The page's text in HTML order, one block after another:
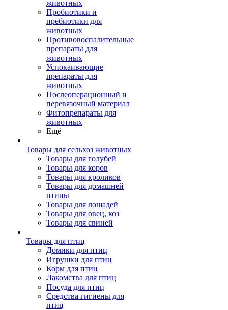
животных
Пробиотики и
пребиотики для
животных
Противовоспалительные
препараты для
животных
Успокаивающие
препараты для
животных
Послеоперационный и
перевязочный материал
Фитопрепараты для
животных
Ещё
Товары для сельхоз животных
Товары для голубей
Товары для коров
Товары для кроликов
Товары для домашней
птицы
Товары для лошадей
Товары для овец, коз
Товары для свиней
Товары для птиц
Домики для птиц
Игрушки для птиц
Корм для птиц
Лакомства для птиц
Посуда для птиц
Средства гигиены для
птиц